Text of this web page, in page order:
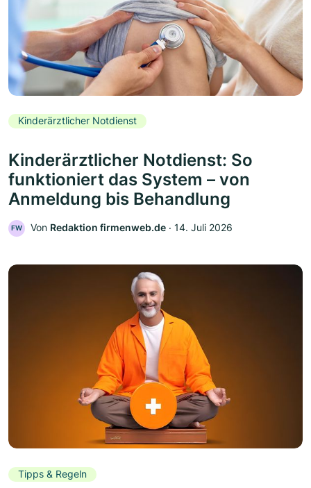
Kinderärztlicher Notdienst
Kinderärztlicher Notdienst: So
funktioniert das System – von
Anmeldung bis Behandlung
FW Von Redaktion firmenweb.de ‧ 14. Juli 2026
Tipps & Regeln